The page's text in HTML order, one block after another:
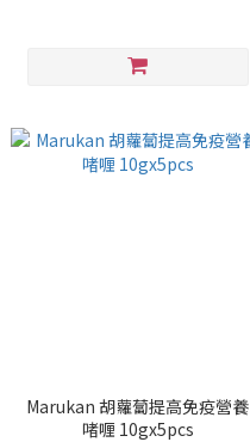
Marukan 胡蘿蔔提高免疫營養
啫喱 10gx5pcs